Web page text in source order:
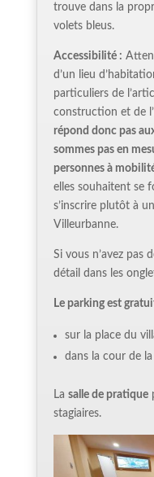
trouve dans la
volets bleus.
Accessibilité :
d’un lieu
particuliers de
construction et de
répond donc pas
sommes pas en
personnes à
elles souhaitent se
s’inscrire plutôt à
Villeurbanne.
Si vous n’avez pas
détail dans les
Le parking est
sur la place du
dans la cour de
La salle de pratique
stagiaires.